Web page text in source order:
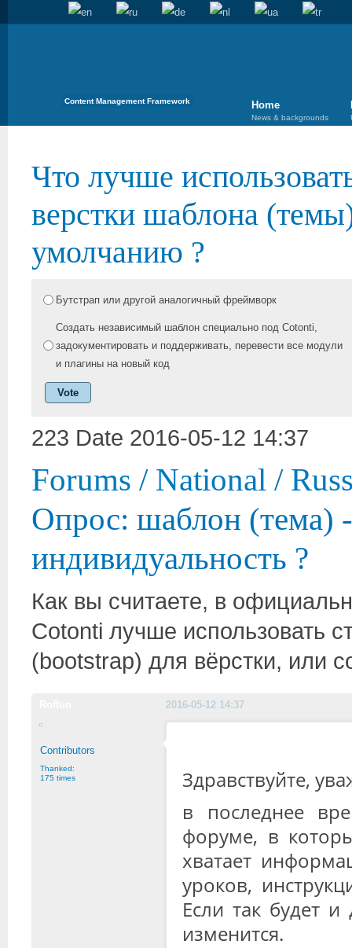
Content Management Framework Home
News & backgrounds
Что лучше
верстки шаблона
умолчанию ?
Бутстрап или другой аналогичный фреймворк
Создать независимый шаблон специально под Cotonti,
задокументировать и поддерживать, перевести все модули
и плагины на новый код
Vote
223 Date 2016-05-12 14:37
Forums / National /
Опрос: шаблон (тема)
индивидуальность ?
Как вы считаете, в
Cotonti лучше использовать
(bootstrap) для вёрстки, или
2016-05-12 14:37
Contributors
Thanked:
175 times
Здравствуйте,
в последнее
форуме, в
хватает
уроков,
Если так будет
изменится.